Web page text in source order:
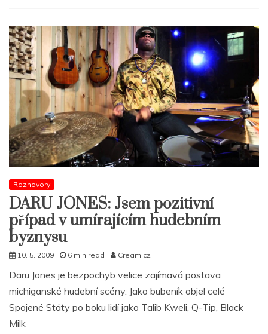
Peoples
bude
v
Rozhovory
DARU JONES: Jsem pozitivní
případ v umírajícím hudebním
byznysu
10. 5. 2009 6 min read Cream.cz
Daru Jones je bezpochyb velice zajímavá postava
michiganské hudební scény. Jako bubeník objel celé
Spojené Státy po boku lidí jako Talib Kweli, Q-Tip, Black
Milk